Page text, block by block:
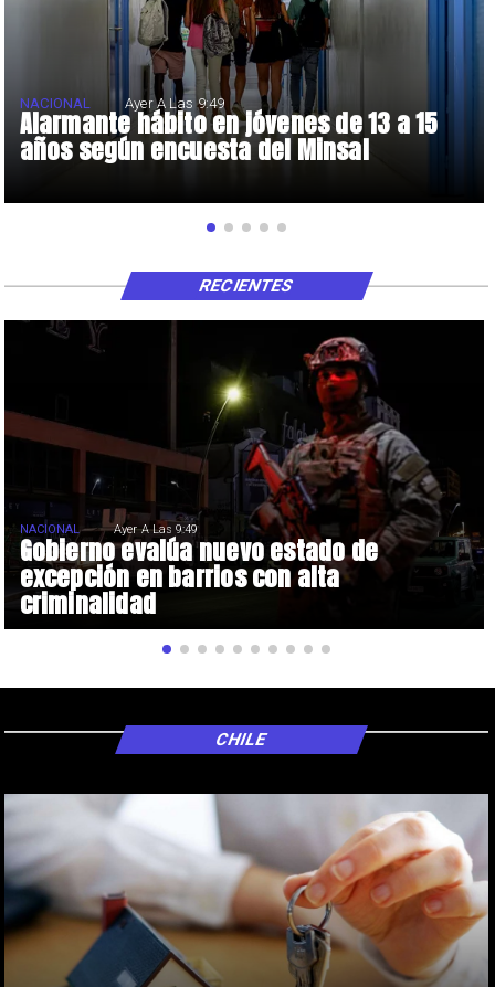
Alarmante hábito en jóvenes de 13 a 15
años según encuesta del Minsal
NACIONAL Ayer A Las 9:49
Gobierno evalúa nuevo estado de
excepción en barrios con alta
criminalidad
NACIONAL Ayer A Las 9:49
RECIENTES
CHILE